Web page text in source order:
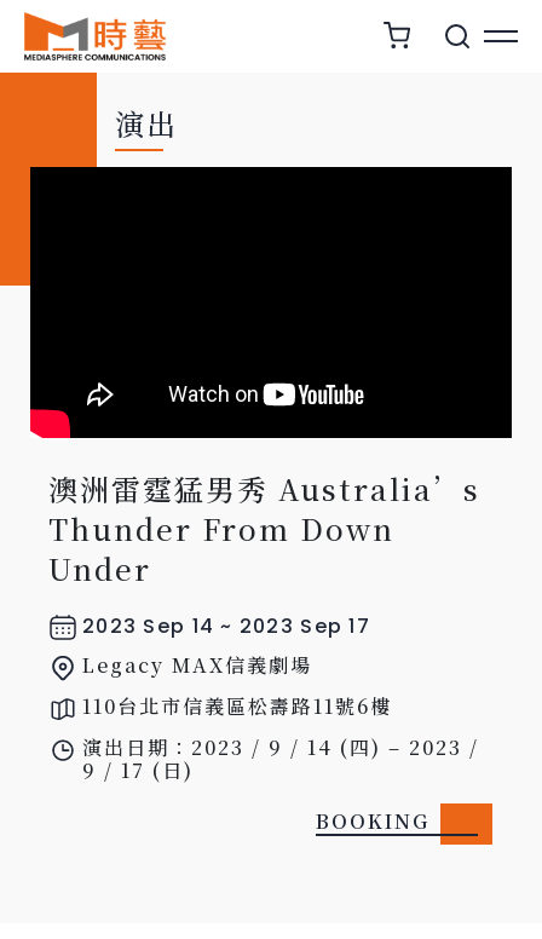
演出
澳洲雷霆猛男秀 Australia’s
Thunder From Down
Under
2023 Sep 14 ~ 2023 Sep 17
Legacy MAX信義劇場
110台北市信義區松壽路11號6樓
演出日期：2023 / 9 / 14 (四) – 2023 /
9 / 17 (日)
BOOKING